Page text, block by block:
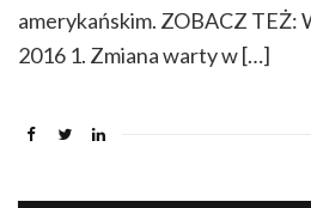
amerykańskim. ZOBACZ TEŻ:
2016 1. Zmiana warty w […]